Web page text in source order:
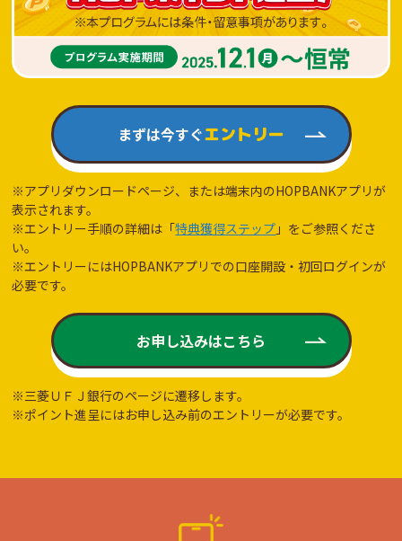
まずは今すぐエントリー
※アプリダウンロードページ、または端末内のHOPBANKアプリが
表示されます。
※エントリー手順の詳細は「特典獲得ステップ 」をご参照くださ
い。
※エントリーにはHOPBANKアプリでの口座開設・初回ログインが
必要です。
お申し込みはこちら
※三菱ＵＦＪ銀行のページに遷移します。
※ポイント進呈にはお申し込み前のエントリーが必要です。